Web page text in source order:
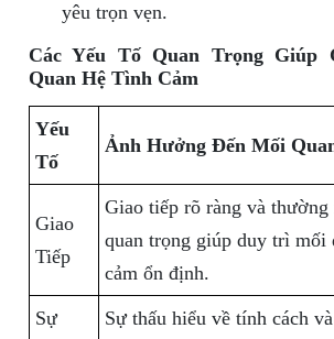
yêu trọn vẹn.
Các Yếu Tố Quan Trọng Giúp
Quan Hệ Tình Cảm
Yếu
Tố
Ảnh Hưởng Đến Mối
Giao
Tiếp
Giao tiếp rõ ràng và
quan trọng giúp duy trì mối
cảm ổn định.
Sự
Sự thấu hiểu về tính cách